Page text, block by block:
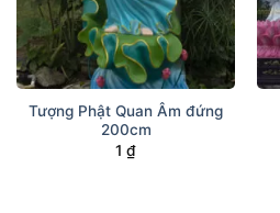
Tượng Phật Quan Âm đứng
200cm
1 ₫